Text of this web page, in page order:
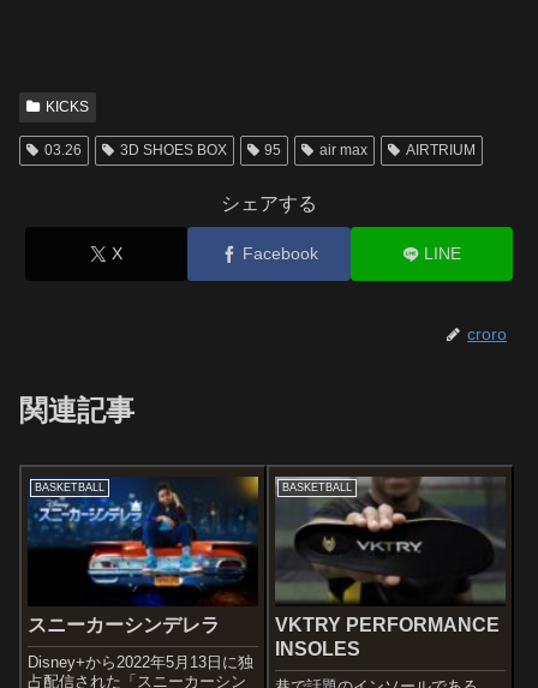
KICKS
03.26 3D SHOES BOX 95 air max AIRTRIUM
シェアする
X Facebook LINE
croro
関連記事
BASKETBALL
スニーカーシンデレラ
Disney+から2022年5月13日に独
占配信された「スニーカーシン
BASKETBALL
VKTRY PERFORMANCE
INSOLES